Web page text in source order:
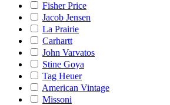
Fisher Price
Jacob Jensen
La Prairie
Carhartt
John Varvatos
Stine Goya
Tag Heuer
American Vintage
Missoni